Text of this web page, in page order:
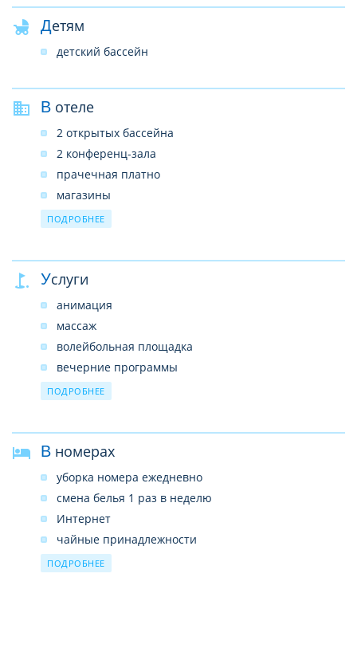
Детям
детский бассейн
В отеле
2 открытых бассейна
2 конференц-зала
прачечная платно
магазины
обмен валюты
парковка
камера хранения багажа
прокат автомобилей
ПОДРОБНЕЕ
Услуги
анимация
массаж
волейбольная площадка
вечерние программы
гидромассажная ванна
экскурсионное бюро
ПОДРОБНЕЕ
В номерах
уборка номера ежедневно
смена белья 1 раз в неделю
Интернет
чайные принадлежности
балкон
ПОДРОБНЕЕ